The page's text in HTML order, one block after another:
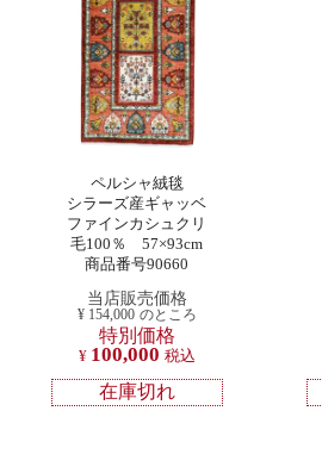
ペルシャ絨毯
シラーズ産ギャッベ
ファインカシュクリ
毛100％ 57×93cm
商品番号90660
当店販売価格
¥ 154,000 のところ
特別価格
¥ 100,000 税込
在庫切れ